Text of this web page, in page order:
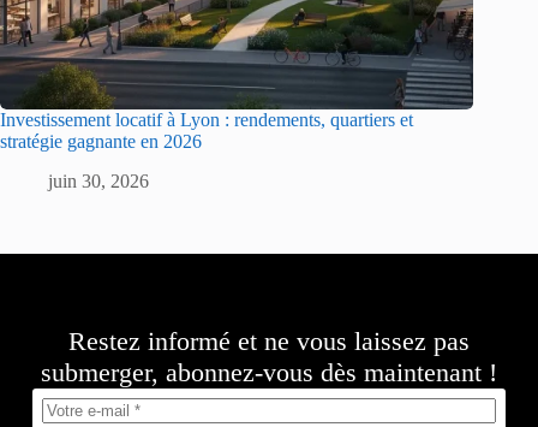
Investissement locatif à Lyon : rendements, quartiers et
stratégie gagnante en 2026
juin 30, 2026
Restez informé et ne vous laissez pas
submerger, abonnez-vous dès maintenant !